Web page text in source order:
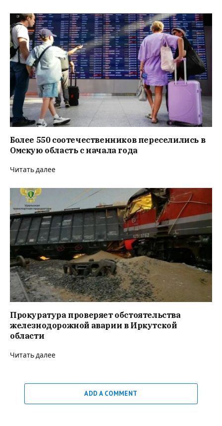
Более 550 соотечественников переселились в
Омскую область с начала года
Читать далее
Прокуратура проверяет обстоятельства
железнодорожной аварии в Иркутской
области
Читать далее
ADD A COMMENT